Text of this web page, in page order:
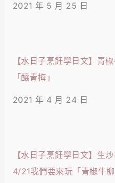
2021 年 5 月 25 日
【水日子烹飪學日文】青
「釀青梅」
2021 年 4 月 24 日
【水日子烹飪學日文】生
4/21我們要來玩「青椒牛柳